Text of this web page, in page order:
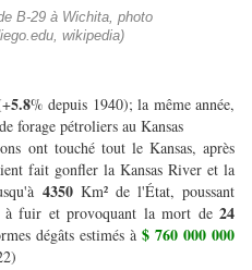
B-29 à Wichita, photo
wikipedia)
5.8% depuis 1940); la même année,
forage pétroliers au Kansas
ont touché tout le Kansas, après
fait gonfler la Kansas River et la
4350 Km² de l'État, poussant
à fuir et provoquant la mort de 24
dégâts estimés à $ 760 000 000